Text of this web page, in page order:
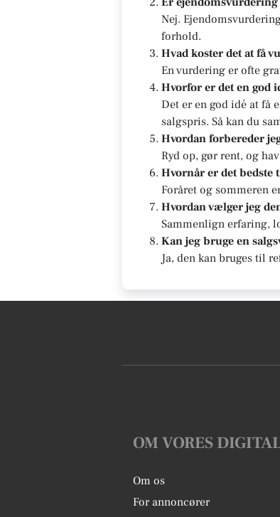
Nej.
forhold.
Hvad koster det at få
En vurdering er ofte
Hvorfor er det en god
Det er en god idé at få
salgspris. Så kan du
Hvordan forbereder
Ryd op, gør rent, og
Hvornår er det bedste
Foråret og sommeren
Hvordan vælger jeg
Sammenlign erfaring,
Kan jeg bruge en
Ja, den kan bruges til
OM VORES
Om os
For annoncører